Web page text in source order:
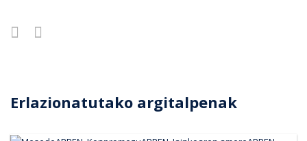
Erlazionatutako argitalpenak